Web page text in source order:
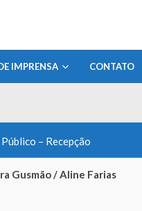
IMPRENSA CONTATO
– Recepção
Gusmão / Aline Farias